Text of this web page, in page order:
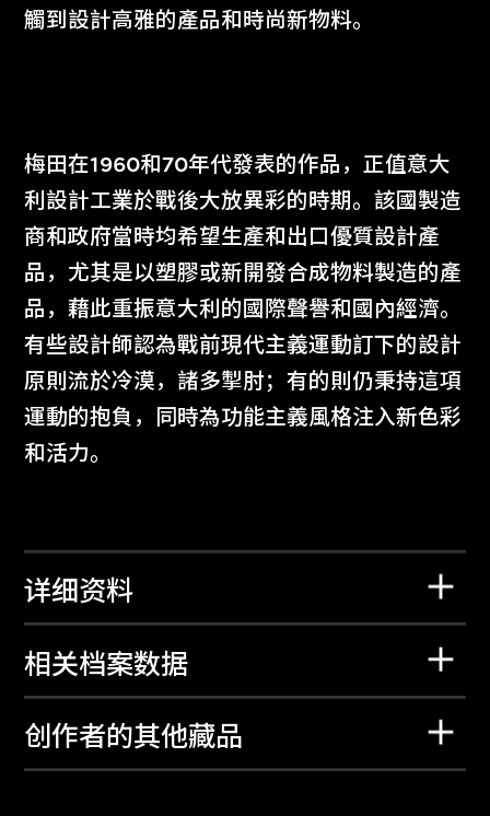
觸到設計高雅的產品和時尚新物料。
梅田在1960和70年代發表的作品，正值意大
利設計工業於戰後大放異彩的時期。該國製造
商和政府當時均希望生產和出口優質設計產
品，尤其是以塑膠或新開發合成物料製造的產
品，藉此重振意大利的國際聲譽和國內經濟。
有些設計師認為戰前現代主義運動訂下的設計
原則流於冷漠，諸多掣肘；有的則仍秉持這項
運動的抱負，同時為功能主義風格注入新色彩
和活力。
详细资料
相关档案数据
创作者的其他藏品